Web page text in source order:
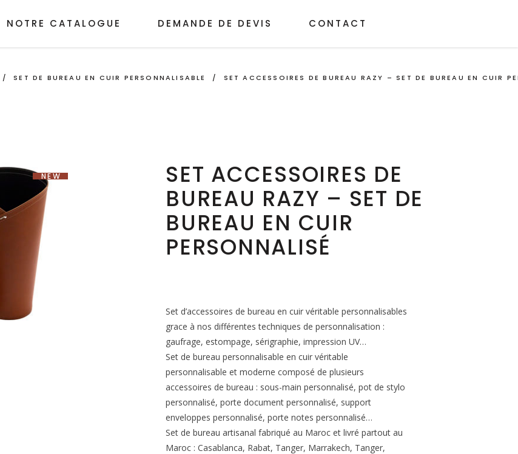
NOTRE CATALOGUE DEMANDE DE DEVIS CONTACT
/SET DE BUREAU EN CUIR PERSONNALISABLE / SET ACCESSOIRES DE BUREAU RAZY – SET DE BUREAU EN CUIR
NEW
SET ACCESSOIRES DE
BUREAU RAZY – SET DE
BUREAU EN CUIR
PERSONNALISÉ
Set d’accessoires de bureau en cuir véritable personnalisables
grace à nos différentes techniques de personnalisation :
gaufrage, estompage, sérigraphie, impression UV…
Set de bureau personnalisable en cuir véritable
personnalisable et moderne composé de plusieurs
accessoires de bureau : sous-main personnalisé, pot de stylo
personnalisé, porte document personnalisé, support
enveloppes personnalisé, porte notes personnalisé…
Set de bureau artisanal fabriqué au Maroc et livré partout au
Maroc : Casablanca, Rabat, Tanger, Marrakech, Tanger,